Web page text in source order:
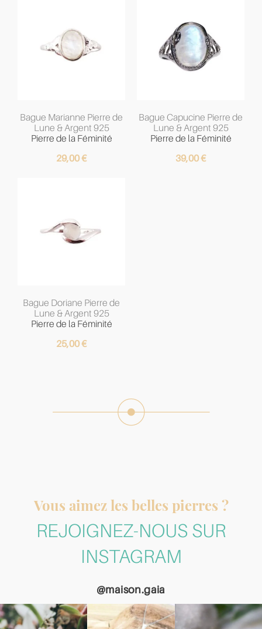
Bague Marianne Pierre de
Lune & Argent 925
Pierre de la Féminité
29,00€
Bague Capucine Pierre de
Lune & Argent 925
Pierre de la Féminité
39,00€
Bague Doriane Pierre de
Lune & Argent 925
Pierre de la Féminité
25,00€
Vous aimez les belles pierres ?
REJOIGNEZ-NOUS SUR
INSTAGRAM
@maison.gaia